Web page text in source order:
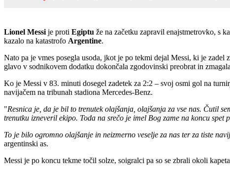
Lionel Messi je proti Egiptu že na začetku zapravil enajstmetrovko, s
kazalo na katastrofo Argentine.
Nato pa je vmes posegla usoda, jkot je po tekmi dejal Messi, ki je zadel
glavo v sodnikovem dodatku dokončala zgodovinski preobrat in
Ko je Messi v 83. minuti dosegel zadetek za 2:2 – svoj osmi gol na
navijačem na tribunah stadiona Mercedes-Benz.
"Resnica je, da je bil to trenutek olajšanja, olajšanja za vse nas. Čutil
trenutku izneveril ekipo. Toda na srečo je imel Bog zame na koncu
To je bilo ogromno olajšanje in neizmerno veselje za nas ter za tiste
argentinski as.
Messi je po koncu tekme točil solze, soigralci pa so se zbrali okoli